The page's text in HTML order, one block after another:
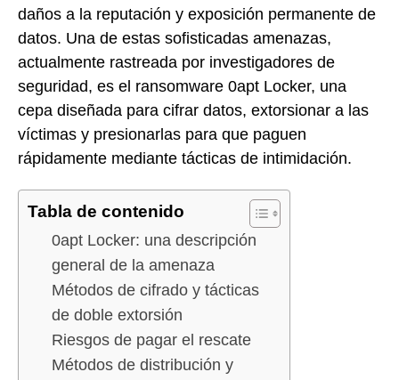
daños a la reputación y exposición permanente de
datos. Una de estas sofisticadas amenazas,
actualmente rastreada por investigadores de
seguridad, es el ransomware 0apt Locker, una
cepa diseñada para cifrar datos, extorsionar a las
víctimas y presionarlas para que paguen
rápidamente mediante tácticas de intimidación.
Tabla de contenido
0apt Locker: una descripción
general de la amenaza
Métodos de cifrado y tácticas
de doble extorsión
Riesgos de pagar el rescate
Métodos de distribución y